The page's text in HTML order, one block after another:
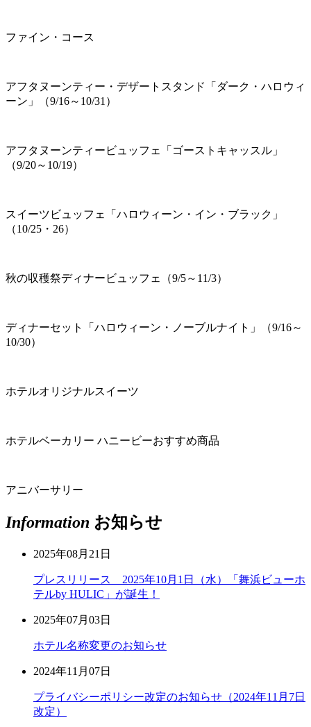
ファイン・コース
アフタヌーンティー・デザートスタンド「ダーク・ハロウィ
ーン」（9/16～10/31）
アフタヌーンティービュッフェ「ゴーストキャッスル」
（9/20～10/19）
スイーツビュッフェ「ハロウィーン・イン・ブラック」
（10/25・26）
秋の収穫祭ディナービュッフェ（9/5～11/3）
ディナーセット「ハロウィーン・ノーブルナイト」（9/16～
10/30）
ホテルオリジナルスイーツ
ホテルベーカリー ハニービーおすすめ商品
アニバーサリー
Information お知らせ
2025年08月21日
プレスリリース 2025年10月1日（水）「舞浜ビューホ
テルby HULIC」が誕生！
2025年07月03日
ホテル名称変更のお知らせ
2024年11月07日
プライバシーポリシー改定のお知らせ（2024年11月7日
改定）